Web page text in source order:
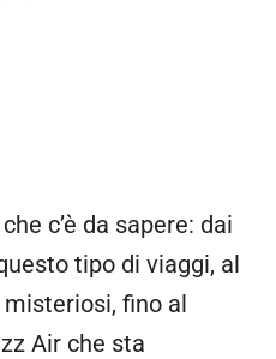
c’è da sapere: dai
tipo di viaggi, al
fino al
Air che sta